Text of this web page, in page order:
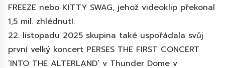
FREEZE nebo KITTY SWAG, jehož videoklip překonal
1,5 mil. zhlédnutí.
22. listopadu 2025 skupina také uspořádala svůj
první velký koncert PERSES THE FIRST CONCERT
‘INTO THE ALTERLAND’ v Thunder Dome v